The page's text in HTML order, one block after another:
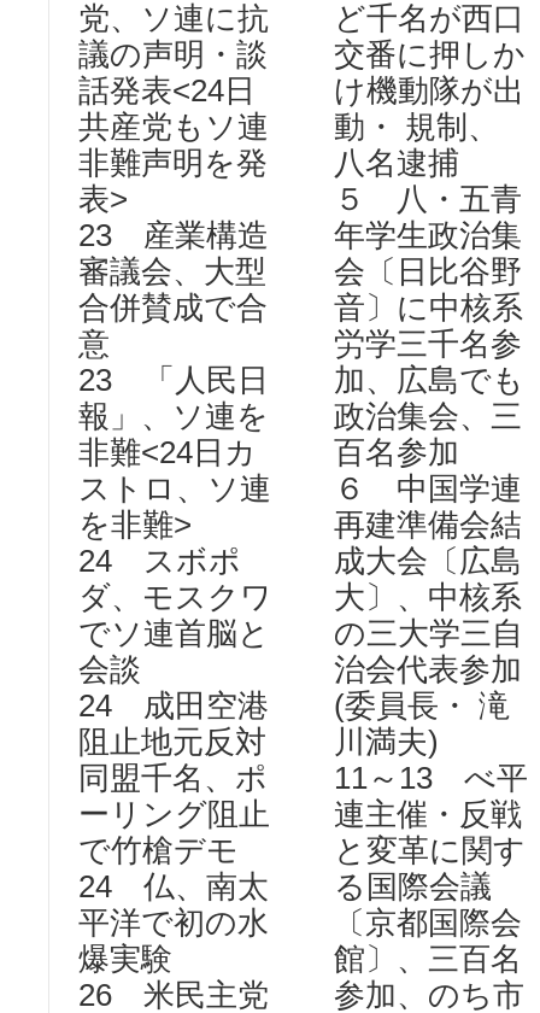
党、ソ連に抗
議の声明・談
話発表<24日
共産党もソ連
非難声明を発
表>
23 産業構造
審議会、大型
合併賛成で合
意
23 「人民日
報」、ソ連を
非難<24日カ
ストロ、ソ連
を非難>
24 スボポ
ダ、モスクワ
でソ連首脳と
会談
24 成田空港
阻止地元反対
同盟千名、ポ
ーリング阻止
で竹槍デモ
24 仏、南太
平洋で初の水
爆実験
26 米民主党
ど千名が西口
交番に押しか
け機動隊が出
動・ 規制、
八名逮捕
５ 八・五青
年学生政治集
会〔日比谷野
音〕に中核系
労学三千名参
加、広島でも
政治集会、三
百名参加
６ 中国学連
再建準備会結
成大会〔広島
大〕、中核系
の三大学三自
治会代表参加
(委員長・ 滝
川満夫)
11～13 べ平
連主催・反戦
と変革に関す
る国際会議
〔京都国際会
館〕、三百名
参加、のち市